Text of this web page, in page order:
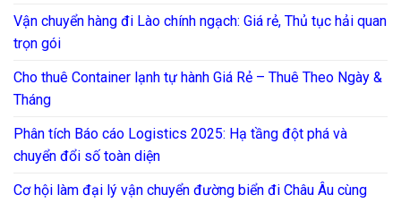
Vận chuyển hàng đi Lào chính ngạch: Giá rẻ, Thủ tục hải quan
trọn gói
Cho thuê Container lạnh tự hành Giá Rẻ – Thuê Theo Ngày &
Tháng
Phân tích Báo cáo Logistics 2025: Hạ tầng đột phá và
chuyển đổi số toàn diện
Cơ hội làm đại lý vận chuyển đường biển đi Châu Âu cùng